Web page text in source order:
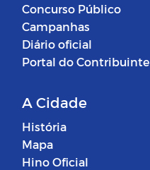
Concurso Público
Campanhas
Diário oficial
Portal do Contribuinte
A Cidade
História
Mapa
Hino Oficial